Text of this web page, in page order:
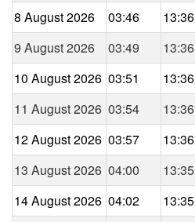
8 August 2026
03:46 13:36
9 August 2026
03:49 13:36
10 August 2026 03:51 13:36
11 August 2026 03:54 13:36
12 August 2026 03:57 13:36
13 August 2026 04:00 13:35
14 August 2026 04:02 13:35